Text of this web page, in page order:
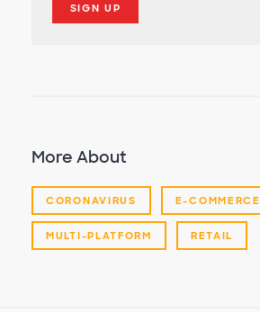
SIGN UP
More About
CORONAVIRUS E-COMMERCE
MULTI-PLATFORM RETAIL